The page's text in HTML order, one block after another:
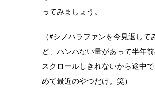
ってみましょう。
（#シノハラファンを今見返して
ど、ハンパない量があって半年
スクロールしきれないから途中
めて最近のやつだけ。笑）